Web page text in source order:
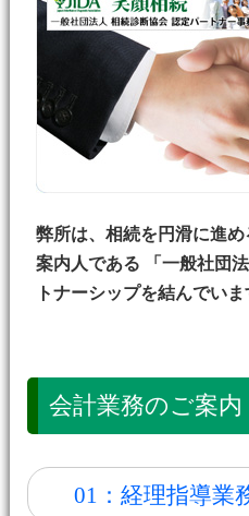
弊所は、相続を円滑に進
案内人である 「一般社団
トナーシップを結んでいま
会計業務のご案内
01：経理指導業